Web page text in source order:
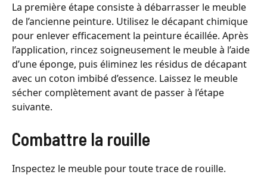
La première étape consiste à débarrasser le meuble
de l’ancienne peinture. Utilisez le décapant chimique
pour enlever efficacement la peinture écaillée. Après
l’application, rincez soigneusement le meuble à l’aide
d’une éponge, puis éliminez les résidus de décapant
avec un coton imbibé d’essence. Laissez le meuble
sécher complètement avant de passer à l’étape
suivante.
Combattre la rouille
Inspectez le meuble pour toute trace de rouille.